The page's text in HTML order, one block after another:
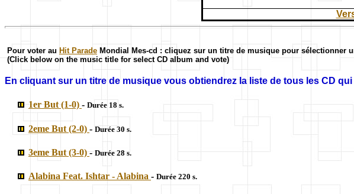
Pour voter au Hit Parade Mondial Mes-cd : cliquez sur un titre de musique pour sélectionner
(Click below on the music title for select CD album and vote)
En cliquant sur un titre de musique vous obtiendrez la liste de tous les CD
1er But (1-0) - Durée 18 s.
2eme But (2-0) - Durée 30 s.
3eme But (3-0) - Durée 28 s.
Alabina Feat. Ishtar - Alabina - Durée 220 s.